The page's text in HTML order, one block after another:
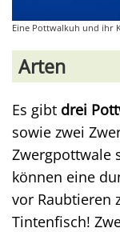
Eine Pottwalkuh und ihr
Arten
Es gibt drei
sowie zwei
Zwergpottwale
können eine
vor Raubtieren
Tintenfisch!